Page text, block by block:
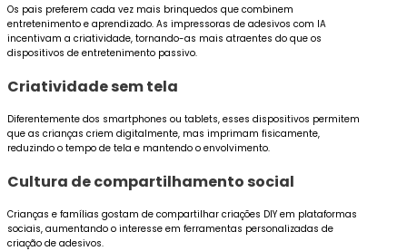
Os pais preferem cada vez mais brinquedos que combinem
entretenimento e aprendizado. As impressoras de adesivos com IA
incentivam a criatividade, tornando-as mais atraentes do que os
dispositivos de entretenimento passivo.
Criatividade sem tela
Diferentemente dos smartphones ou tablets, esses dispositivos permitem
que as crianças criem digitalmente, mas imprimam fisicamente,
reduzindo o tempo de tela e mantendo o envolvimento.
Cultura de compartilhamento social
Crianças e famílias gostam de compartilhar criações DIY em plataformas
sociais, aumentando o interesse em ferramentas personalizadas de
criação de adesivos.